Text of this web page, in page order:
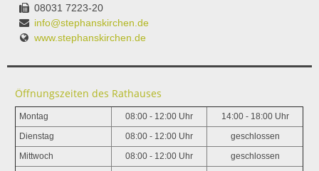
08031 7223-20
info@stephanskirchen.de
www.stephanskirchen.de
Öffnungszeiten des Rathauses
Montag 08:00 - 12:00 Uhr 14:00 - 18:00 Uhr
Dienstag 08:00 - 12:00 Uhr geschlossen
Mittwoch 08:00 - 12:00 Uhr geschlossen